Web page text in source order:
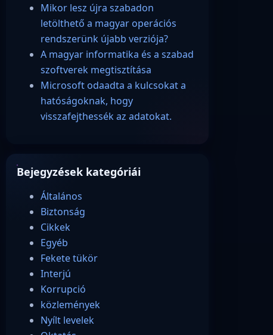
Mikor lesz újra szabadon
letölthető a magyar operációs
rendszerünk újabb verziója?
A magyar informatika és a szabad
szoftverek megtisztítása
Microsoft odaadta a kulcsokat a
hatóságoknak, hogy
visszafejthessék az adatokat.
Bejegyzések kategóriái
Általános
Biztonság
Cikkek
Egyéb
Fekete tükör
Interjú
Korrupció
közlemények
Nyílt levelek